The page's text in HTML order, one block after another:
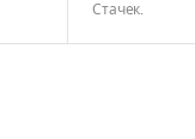
Стачек.